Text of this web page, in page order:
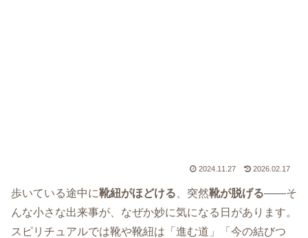
2024.11.27 2026.02.17
歩いている途中に靴紐がほどける 、突然靴が脱げる――そ
んな小さな出来事が、なぜか妙に気になる日があります。
スピリチュアルでは靴や靴紐は「進む道」「今の結びつ